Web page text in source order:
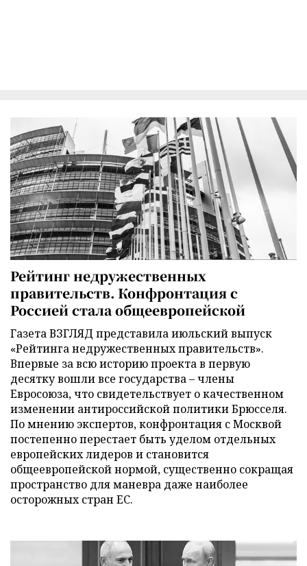
Рейтинг недружественных
правительств. Конфронтация с
Россией стала общеевропейской
Газета ВЗГЛЯД представила июльский выпуск
«Рейтинга недружественных правительств».
Впервые за всю историю проекта в первую
десятку вошли все государства – члены
Евросоюза, что свидетельствует о качественном
изменении антироссийской политики Брюсселя.
По мнению экспертов, конфронтация с Москвой
постепенно перестает быть уделом отдельных
европейских лидеров и становится
общеевропейской нормой, существенно сокращая
пространство для маневра даже наиболее
осторожных стран ЕС.